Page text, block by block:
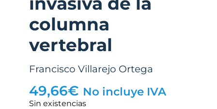
columna
vertebral
Francisco Villarejo Ortega
49,66€ No incluye IVA
Sin existencias